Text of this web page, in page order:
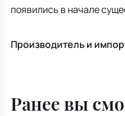
появились в начале
Производитель и
Ранее вы